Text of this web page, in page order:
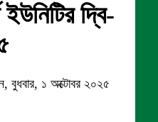
ইউনিটির দ্বি-
১ অক্টোবর ২০২৫